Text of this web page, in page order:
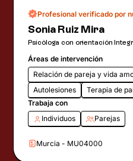
Profesional verificado por
Sonia Ruiz Mira
Psicóloga con orientación
Áreas de intervención
Relación de pareja y vida
Autolesiones
Terapia de
Trabaja con
Individuos
Parejas
Murcia - MU04000